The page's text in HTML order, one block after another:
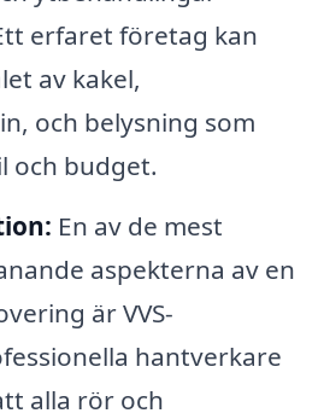
erfaret företag kan
av kakel,
och belysning som
och budget.
En av de mest
aspekterna av en
är VVS-
hantverkare
alla rör och